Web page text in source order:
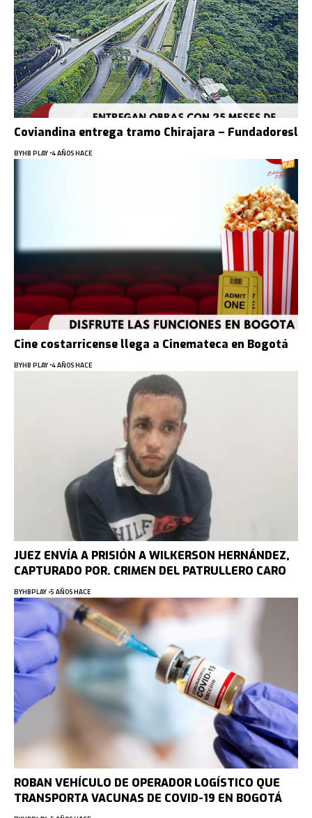
Coviandina entrega tramo Chirajara – Fundadoresl
BYHB PLAY 4 AÑOS HACE
Cine costarricense llega a Cinemateca en Bogotá
BYHB PLAY 4 AÑOS HACE
JUEZ ENVÍA A PRISIÓN A WILKERSON HERNÁNDEZ,
CAPTURADO POR. CRIMEN DEL PATRULLERO CARO
BYHBPLAY 5 AÑOS HACE
ROBAN VEHÍCULO DE OPERADOR LOGÍSTICO QUE
TRANSPORTA VACUNAS DE COVID-19 EN BOGOTÁ